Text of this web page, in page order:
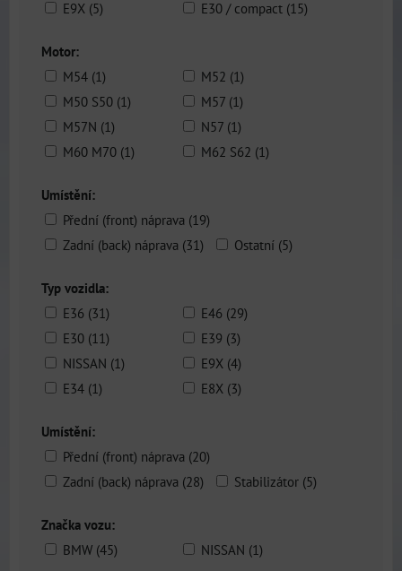
E9X (5)
E30 / compact (15)
Motor:
M54 (1)
M52 (1)
M50 S50 (1)
M57 (1)
M57N (1)
N57 (1)
M60 M70 (1)
M62 S62 (1)
Umístění:
Přední (front) náprava (19)
Zadní (back) náprava (31)
Ostatní (5)
Typ vozidla:
E36 (31)
E46 (29)
E30 (11)
E39 (3)
NISSAN (1)
E9X (4)
E34 (1)
E8X (3)
Umístění:
Přední (front) náprava (20)
Zadní (back) náprava (28)
Stabilizátor (5)
Značka vozu:
BMW (45)
NISSAN (1)